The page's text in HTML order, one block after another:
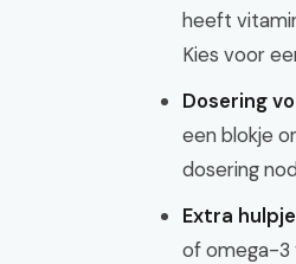
heeft
Kies voor
Dosering
een blokje
dosering
Extra
of omega-3